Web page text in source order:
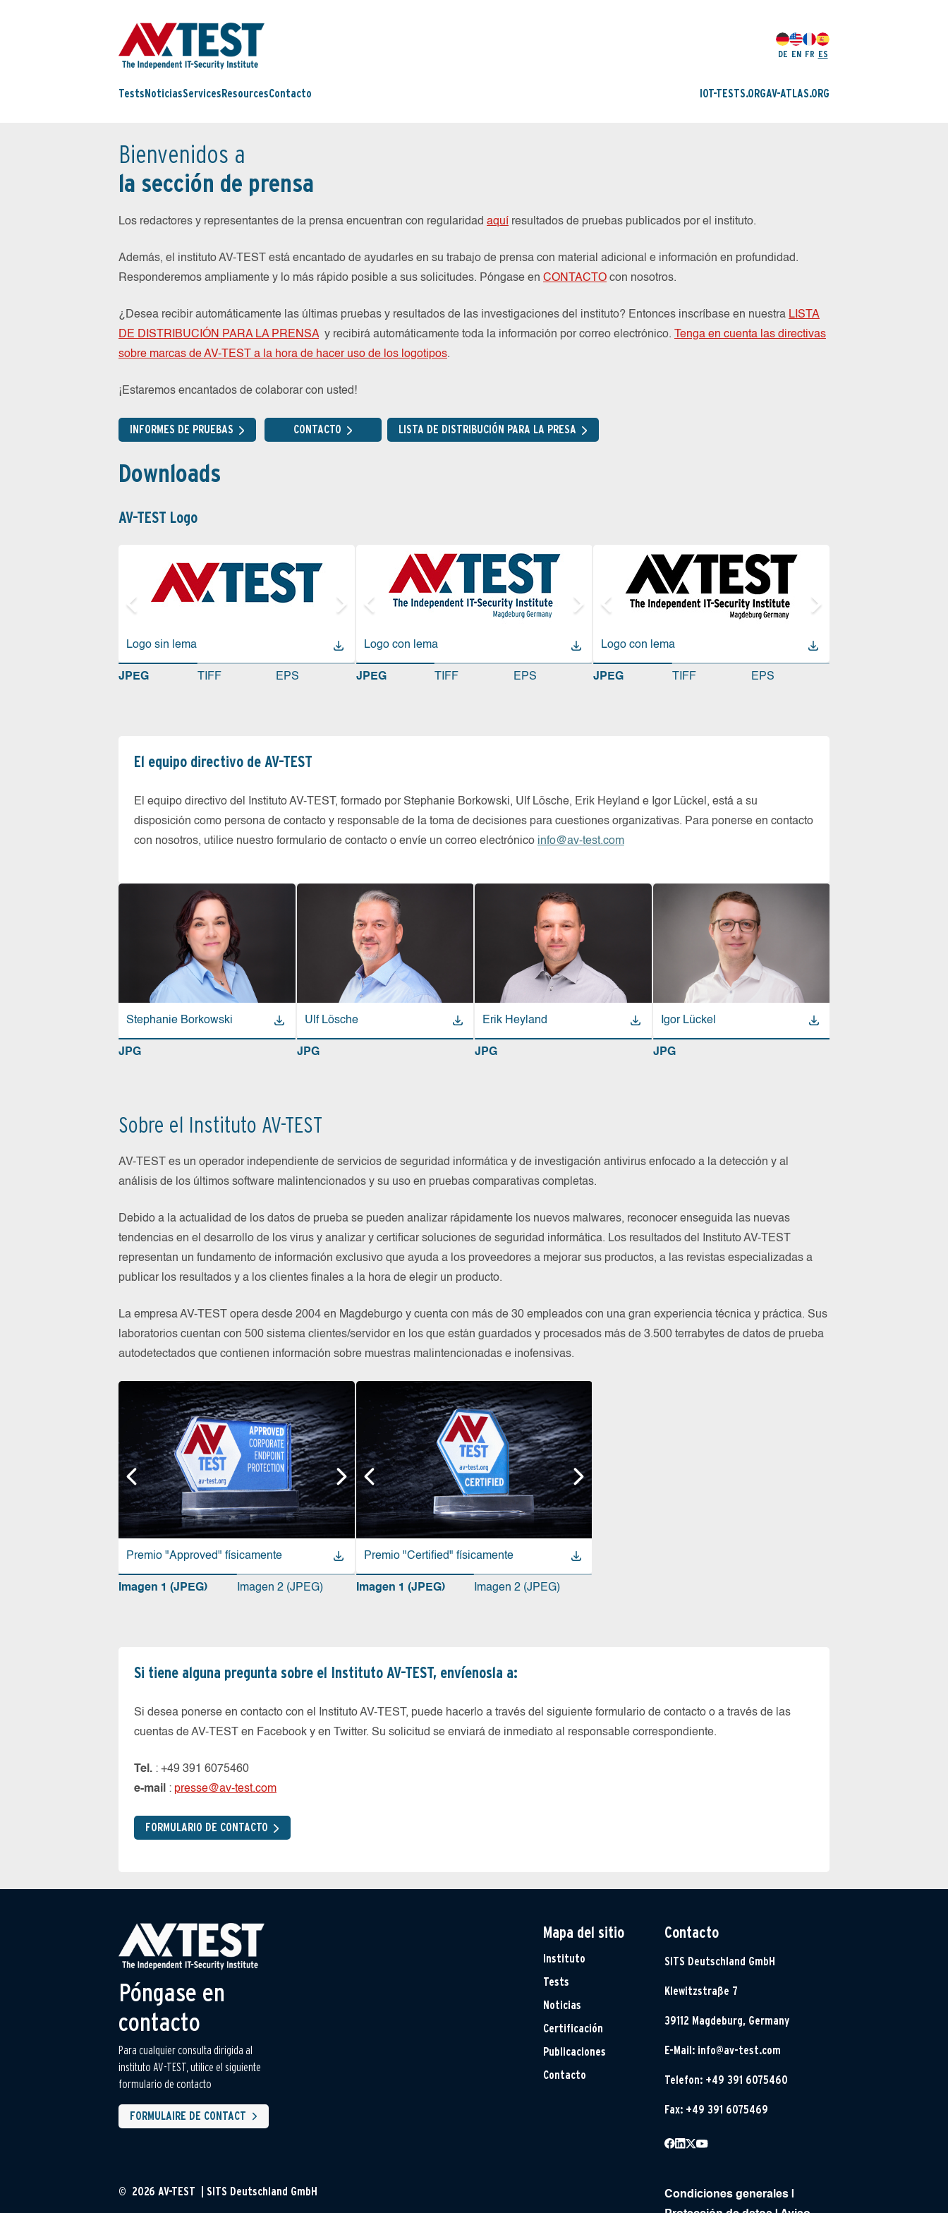
DE EN FR ES
Tests NoticiasServices ResourcesContacto IOT-TESTS.ORGAV-ATLAS.ORG
Bienvenidos a
la sección de prensa
Los redactores y representantes de la prensa encuentran con regularidad aquí resultados de pruebas publicados por el instituto.
Además, el instituto AV-TEST está encantado de ayudarles en su trabajo de prensa con material adicional e información en profundidad.
Responderemos ampliamente y lo más rápido posible a sus solicitudes. Póngase en CONTACTO con nosotros.
¿Desea recibir automáticamente las últimas pruebas y resultados de las investigaciones del instituto? Entonces inscríbase en nuestra LISTA
DE DISTRIBUCIÓN PARA LA PRENSAy recibirá automáticamente toda la información por correo electrónico.
Tenga en cuenta las directivas
sobre marcas de AV-TEST a la hora de hacer uso de los logotipos.
¡Estaremos encantados de colaborar con usted!
INFORMES DE PRUEBAS CONTACTO LISTA DE DISTRIBUCIÓN PARA LA PRESA
Downloads
AV-TEST Logo
Logo sin lema Logo sin lema Logo sin lema
JPEG TIFF EPS
Logo con lema Logo con lema
JPEG TIFF EPS
Logo con lema
JPEG TIFF EPS
El equipo directivo de AV-TEST
El equipo directivo del Instituto AV-TEST, formado por Stephanie Borkowski, Ulf Lösche, Erik Heyland e Igor Lückel, está a su
disposición como persona de contacto y responsable de la toma de decisiones para cuestiones organizativas. Para ponerse en contacto
con nosotros, utilice nuestro formulario de contacto o envíe un correo electrónico info@av-test.com
Stephanie Borkowski
JPG
Ulf Lösche
JPG
Erik Heyland
JPG
Igor Lückel
JPG
Sobre el Instituto AV-TEST
AV-TEST es un operador independiente de servicios de seguridad informática y de investigación antivirus enfocado a la detección y al
análisis de los últimos software malintencionados y su uso en pruebas comparativas completas.
Debido a la actualidad de los datos de prueba se pueden analizar rápidamente los nuevos malwares, reconocer enseguida las nuevas
tendencias en el desarrollo de los virus y analizar y certificar soluciones de seguridad informática. Los resultados del Instituto AV-TEST
representan un fundamento de información exclusivo que ayuda a los proveedores a mejorar sus productos, a las revistas especializadas a
publicar los resultados y a los clientes finales a la hora de elegir un producto.
La empresa AV-TEST opera desde 2004 en Magdeburgo y cuenta con más de 30 empleados con una gran experiencia técnica y práctica. Sus
laboratorios cuentan con 500 sistema clientes/servidor en los que están guardados y procesados más de 3.500 terrabytes de datos de prueba
autodetectados que contienen información sobre muestras malintencionadas e inofensivas.
Premio "Approved" físicamente Premio "Approved" físicamente
Imagen 1 (JPEG) Imagen 2 (JPEG)
Premio "Certified" físicamente
Imagen 1 (JPEG) Imagen 2 (JPEG)
Si tiene alguna pregunta sobre el Instituto AV-TEST, envíenosla a:
Si desea ponerse en contacto con el Instituto AV-TEST, puede hacerlo a través del siguiente formulario de contacto o a través de las
cuentas de AV-TEST en Facebook y en Twitter. Su solicitud se enviará de inmediato al responsable correspondiente.
Tel. : +49 391 6075460
e-mail : presse@av-test.com
FORMULARIO DE CONTACTO
Póngase en
contacto
Para cualquier consulta dirigida al
instituto AV-TEST, utilice el siguiente
formulario de contacto
FORMULAIRE DE CONTACT
Mapa del sitio
Instituto
Tests
Noticias
Certificación
Publicaciones
Contacto
Contacto
SITS Deutschland GmbH
Klewitzstraße 7
39112 Magdeburg, Germany
E-Mail: info@av-test.com
Telefon: +49 391 6075460
Fax: +49 391 6075469
Condiciones generales
© 2026 AV-TEST | SITS Deutschland GmbH